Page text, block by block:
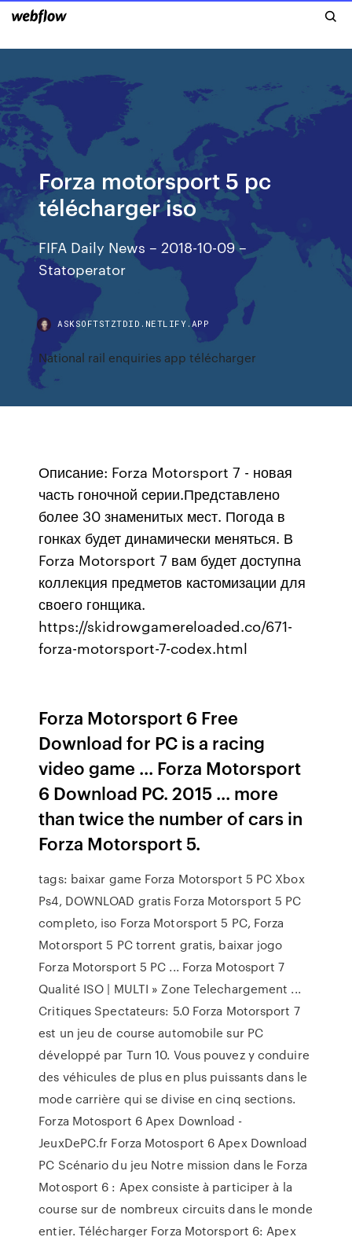
Forza motorsport 5 pc
télécharger iso
FIFA Daily News – 2018-10-09 –
Statoperator
ASKSOFTSTZTDID.NETLIFY.APP
National rail enquiries app télécharger
Описание: Forza Motorsport 7 - новая
часть гоночной серии.Представлено
более 30 знаменитых мест. Погода в
гонках будет динамически меняться. В
Forza Motorsport 7 вам будет доступна
коллекция предметов кастомизации для
своего гонщика.
https://skidrowgamereloaded.co/671-
forza-motorsport-7-codex.html
Forza Motorsport 6 Free
Download for PC is a racing
video game ... Forza Motorsport
6 Download PC. 2015 ... more
than twice the number of cars in
Forza Motorsport 5.
tags: baixar game Forza Motorsport 5 PC Xbox
Ps4, DOWNLOAD gratis Forza Motorsport 5 PC
completo, iso Forza Motorsport 5 PC, Forza
Motorsport 5 PC torrent gratis, baixar jogo
Forza Motorsport 5 PC ... Forza Motosport 7
Qualité ISO | MULTI » Zone Telechargement ...
Critiques Spectateurs: 5.0 Forza Motorsport 7
est un jeu de course automobile sur PC
développé par Turn 10. Vous pouvez y conduire
des véhicules de plus en plus puissants dans le
mode carrière qui se divise en cinq sections.
Forza Motosport 6 Apex Download -
JeuxDePC.fr Forza Motosport 6 Apex Download
PC Scénario du jeu Notre mission dans le Forza
Motosport 6 : Apex consiste à participer à la
course sur de nombreux circuits dans le monde
entier. Télécharger Forza Motorsport 6: Apex